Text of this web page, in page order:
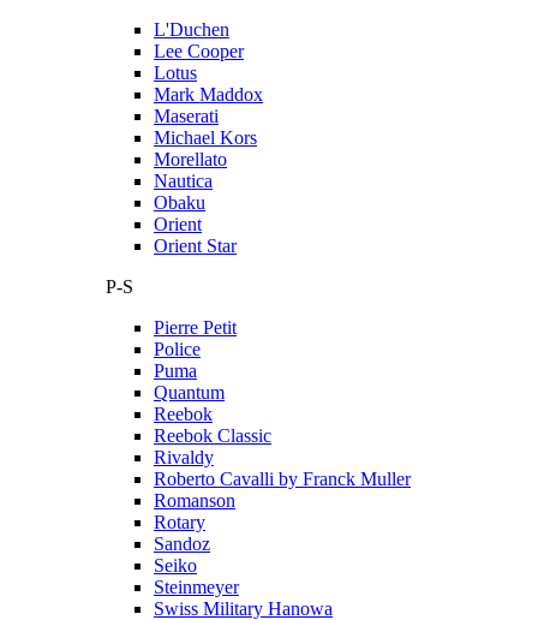
L'Duchen
Lee Cooper
Lotus
Mark Maddox
Maserati
Michael Kors
Morellato
Nautica
Obaku
Orient
Orient Star
P-S
Pierre Petit
Police
Puma
Quantum
Reebok
Reebok Classic
Rivaldy
Roberto Cavalli by Franck Muller
Romanson
Rotary
Sandoz
Seiko
Steinmeyer
Swiss Military Hanowa